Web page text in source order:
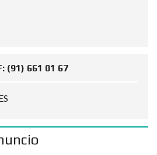
(91) 661 01 67